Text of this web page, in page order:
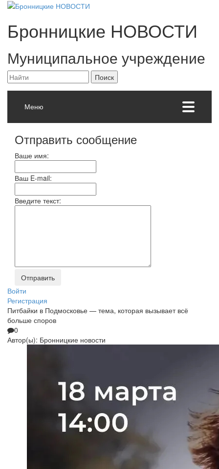
Бронницкие НОВОСТИ
Муниципальное учреждение
Меню
Отправить сообщение
Ваше имя:
Ваш E-mail:
Введите текст:
Войти
Регистрация
Питбайки в Подмосковье — тема, которая вызывает всё
больше споров
0
Автор(ы): Бронницкие новости